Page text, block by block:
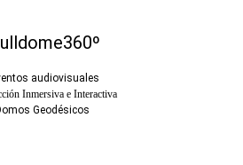
audiovisuales
Inmersiva e Interactiva
Geodésicos